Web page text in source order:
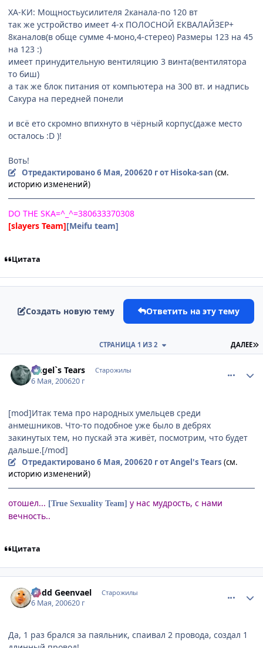
ХА-КИ: Мощностьусилителя 2канала-по 120 вт
так же устройство имеет 4-х ПОЛОСНОЙ ЕКВАЛАЙЗЕР+
8каналов(в обще сумме 4-моно,4-стерео) Размеры 123 на 45
на 123 :)
имеет принудительную вентиляцию 3 винта(вентилятора
то биш)
а так же блок питания от компьютера на 300 вт. и надпись
Сакура на передней понели
и всё ето скромно впихнуто в чёрный корпус(даже место
осталось :D )!
Воть!
Отредактировано6 Мая, 200620 гот Hisoka-san (см.
историю изменений)
DO THE SKA=^_^=380633370308
[slayers Team][Meifu team]
Цитата
Создать новую тему Ответить на эту тему
ДАЛЕЕ
СТРАНИЦА 1 ИЗ 2
Angel`s Tears Старожилы
6 Мая, 200620 г
[mod]Итак тема про народных умельцев среди
анмешников. Что-то подобное уже было в дебрях
закинутых тем, но пускай эта живёт, посмотрим, что будет
дальше.[/mod]
Отредактировано6 Мая, 200620 гот Angel's Tears (см.
историю изменений)
отошел... [True Sexuality Team] у нас мудрость, с нами
вечность..
Цитата
Aedd Geenvael Старожилы
6 Мая, 200620 г
Да, 1 раз брался за паяльник, спаивал 2 провода, создал 1